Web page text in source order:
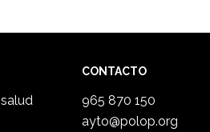
CONTACTO
965 870 150
ayto@polop.org